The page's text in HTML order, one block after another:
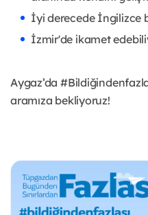
İyi derecede İngilizce
İzmir'de ikamet
Aygaz’da
aramıza bekliyoruz!